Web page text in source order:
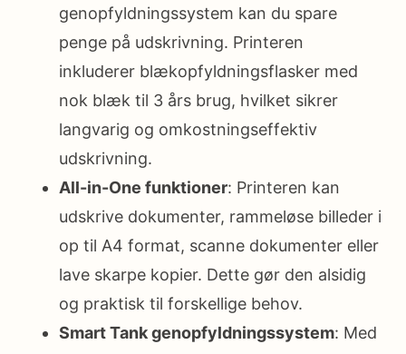
genopfyldningssystem kan du spare
penge på udskrivning. Printeren
inkluderer blækopfyldningsflasker med
nok blæk til 3 års brug, hvilket sikrer
langvarig og omkostningseffektiv
udskrivning.
All-in-One funktioner: Printeren kan
udskrive dokumenter, rammeløse billeder i
op til A4 format, scanne dokumenter eller
lave skarpe kopier. Dette gør den alsidig
og praktisk til forskellige behov.
Smart Tank genopfyldningssystem: Med